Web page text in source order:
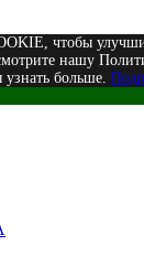
чтобы
нашу
больше.